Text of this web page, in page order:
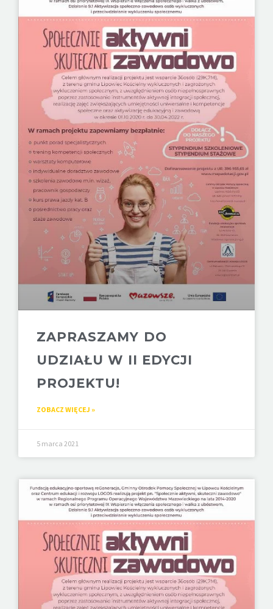
ZAPRASZAMY DO
UDZIAŁU W II EDYCJI
PROJEKTU!
ZOBACZ WIĘCEJ »
5 marca 2021